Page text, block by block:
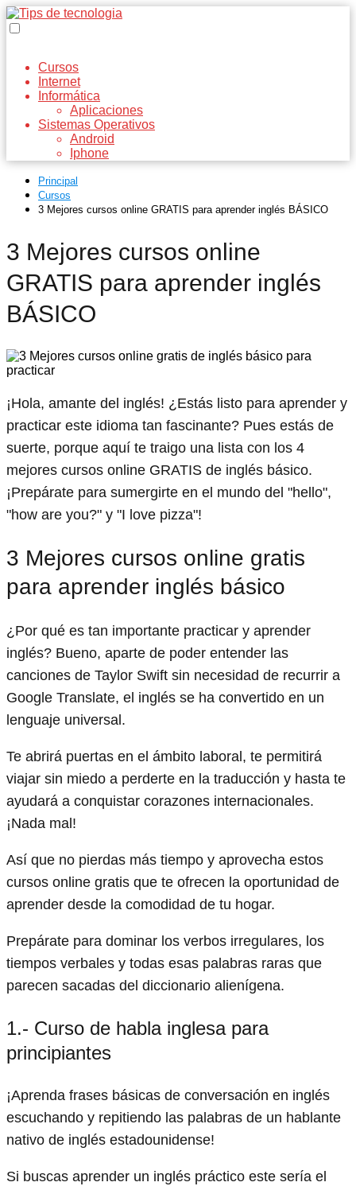
Cursos
Internet
Informática
Aplicaciones
Sistemas Operativos
Android
Iphone
Principal
Cursos
3 Mejores cursos online GRATIS para aprender inglés BÁSICO
3 Mejores cursos online
GRATIS para aprender inglés
BÁSICO
¡Hola, amante del inglés! ¿Estás listo para aprender y
practicar este idioma tan fascinante? Pues estás de
suerte, porque aquí te traigo una lista con los 4
mejores cursos online GRATIS de inglés básico.
¡Prepárate para sumergirte en el mundo del "hello",
"how are you?" y "I love pizza"!
3 Mejores cursos online gratis
para aprender inglés básico
¿Por qué es tan importante practicar y aprender
inglés? Bueno, aparte de poder entender las
canciones de Taylor Swift sin necesidad de recurrir a
Google Translate, el inglés se ha convertido en un
lenguaje universal.
Te abrirá puertas en el ámbito laboral, te permitirá
viajar sin miedo a perderte en la traducción y hasta te
ayudará a conquistar corazones internacionales.
¡Nada mal!
Así que no pierdas más tiempo y aprovecha estos
cursos online gratis que te ofrecen la oportunidad de
aprender desde la comodidad de tu hogar.
Prepárate para dominar los verbos irregulares, los
tiempos verbales y todas esas palabras raras que
parecen sacadas del diccionario alienígena.
1.- Curso de habla inglesa para
principiantes
¡Aprenda frases básicas de conversación en inglés
escuchando y repitiendo las palabras de un hablante
nativo de inglés estadounidense!
Si buscas aprender un inglés práctico este sería el